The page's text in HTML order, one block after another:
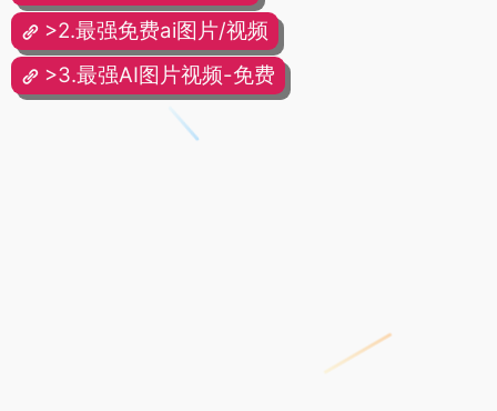
>2.最强免费ai图片/视频
>3.最强AI图片视频-免费